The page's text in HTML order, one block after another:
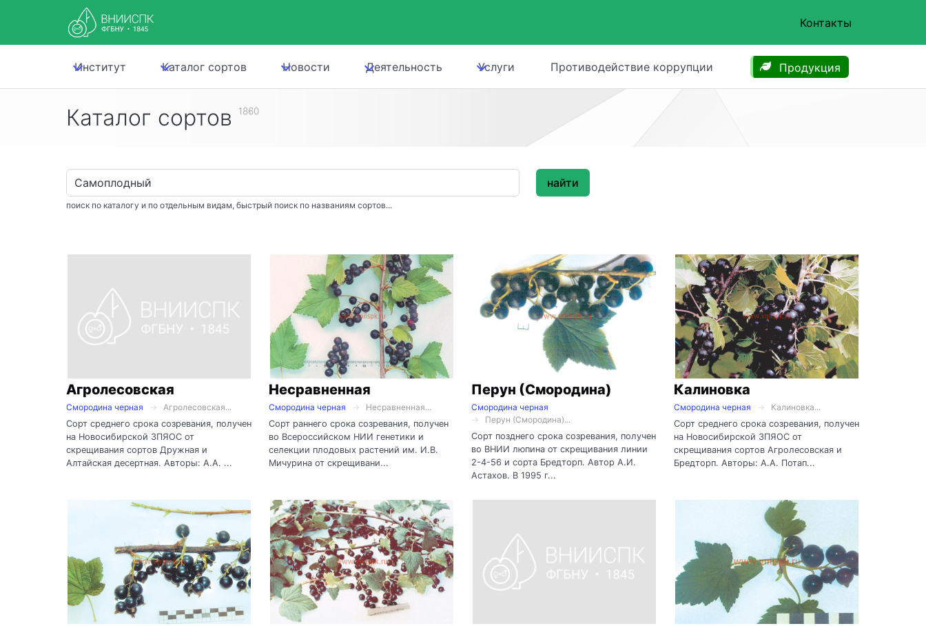
Контакты
Институт Каталог сортов Новости Деятельность Услуги Противодействие коррупции Продукция
Каталог сортов 1860
поиск по каталогу и по отдельным видам, быстрый поиск по названиям сортов...
найти
Агролесовская
Смородина черная
Агролесовская...
Сорт среднего срока созревания, получен
на Новосибирской ЗПЯОС от
скрещивания сортов Дружная и
Алтайская десертная. Авторы: А.А. ...
Несравненная
Смородина черная
Несравненная...
Сорт раннего срока созревания, получен
во Всероссийском НИИ генетики и
селекции плодовых растений им. И.В.
Мичурина от скрещивани...
Перун (Смородина)
Смородина черная
Перун (Смородина)...
Сорт позднего срока созревания, получен
во ВНИИ люпина от скрещивания линии
2-4-56 и сорта Бредторп. Автор А.И.
Астахов. В 1995 г...
Калиновка
Смородина черная
Калиновка...
Сорт среднего срока созревания, получен
на Новосибирской ЗПЯОС от
скрещивания сортов Агролесовская и
Бредторп. Авторы: А.А. Потап...